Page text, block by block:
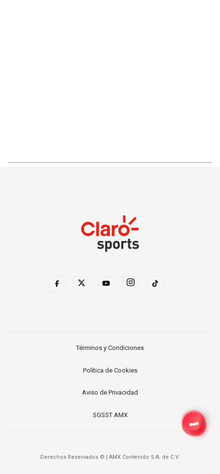
Términos y Condiciones
Política de Cookies
Aviso de Privacidad
SGSST AMX
Derechos Reservados © AMX Contenido S.A. de C.V.